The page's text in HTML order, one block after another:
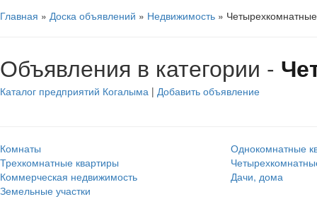
Главная » Доска объявлений » Недвижимость »
Объявления в категории -
Каталог предприятий Когалыма | Добавить объявление
Комнаты
Однокомнатные
Трехкомнатные квартиры
Коммерческая недвижимость
Дачи, дома
Земельные участки